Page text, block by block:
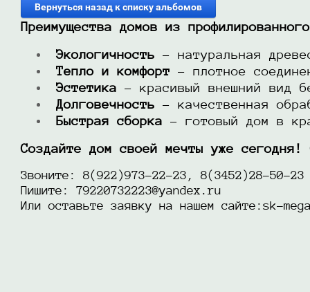
Вернуться назад к списку альбомов
Преимущества домов из
Экологичность – натуральная
Тепло и комфорт – плотное
Эстетика – красивый внешний вид
Долговечность – качественная
Быстрая сборка – готовый дом в
Создайте дом своей мечты уже
Звоните: 8(922)973-22-23, 8(3452)28-50-23
Пишите: 79220732223@yandex.ru
Или оставьте заявку на нашем сайте:sk-